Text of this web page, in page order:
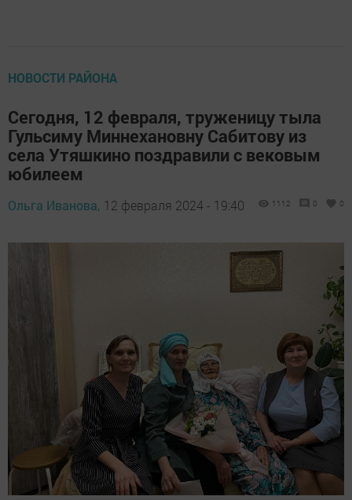
НОВОСТИ РАЙОНА
Сегодня, 12 февраля, труженицу тыла
Гульсиму Миннехановну Сабитову из
села Утяшкино поздравили с вековым
юбилеем
Ольга Иванова, 12 февраля 2024 - 19:40 1112 0 0